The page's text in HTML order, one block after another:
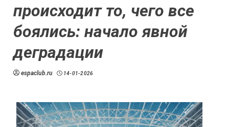
происходит то, чего все
боялись: начало явной
деградации
espaclub.ru 14-01-2026